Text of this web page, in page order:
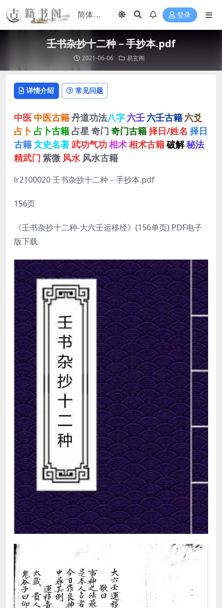
登录
壬书杂抄十二种－手抄本.pdf
2021-06-06 易玄阁
详情介绍 常见问题
中医 中医古籍丹道功法八字 六壬 六壬古籍 六爻
占卜 占卜古籍 占星 奇门 奇门古籍择日/姓名 择日
古籍文史名著武功气功 相术相术古籍破解秘法
精武门 紫微 风水 风水古籍
lr2100020 壬书杂抄十二种－手抄本.pdf
156页
《壬书杂抄十二种-大六壬运移经》(156单页) PDF电子
版下载